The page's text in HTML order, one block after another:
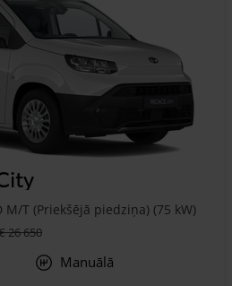
T (Priekšējā piedziņa) (75 kW)
26 650
Manuālā